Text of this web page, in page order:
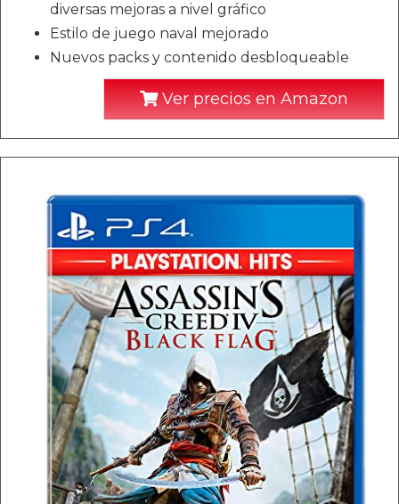
diversas mejoras a nivel gráfico
Estilo de juego naval mejorado
Nuevos packs y contenido desbloqueable
Ver precios en Amazon